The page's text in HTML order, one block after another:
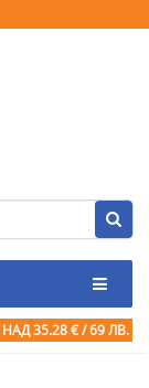
НАД 35.28 € / 69 ЛВ.